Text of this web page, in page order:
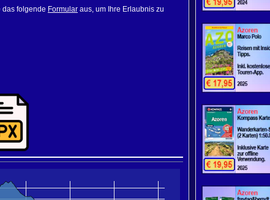
das folgende Formular aus, um Ihre Erlaubnis zu
Leaflet|Tiles © Esri — Source: Esri User Community